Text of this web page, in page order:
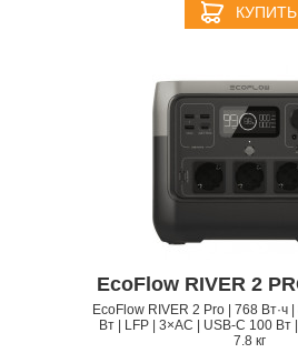
КУПИТЬ
EcoFlow RIVER 2
EcoFlow RIVER 2 Pro | 768 Вт·ч
Вт | LFP | 3×AC | USB-C 100 Вт
7.8 кг